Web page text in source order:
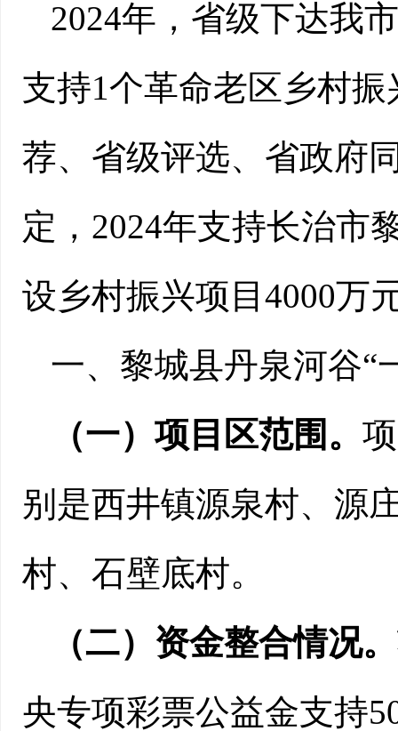
2024年， 省级下达我
支持1个革命老区乡村振
荐、省级评选、省政府
定， 2024年支持长治市
设乡村振兴项目4000万
一、 黎城县丹泉河谷“
（一） 项目 区范围。
别是西井镇源泉村、源
村、石壁底村。
（二）资金整合情况。
央专项彩票公益金支持